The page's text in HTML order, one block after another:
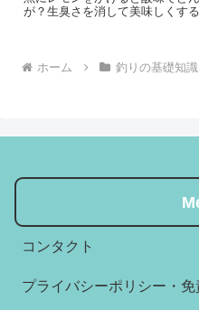
が？生臭さを消して美味しくする
ホーム 釣りの基礎知識
コンタクト
プライバシーポリシー・